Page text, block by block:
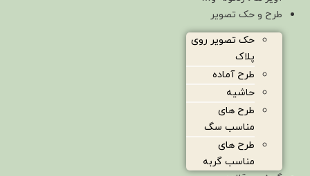
طرح و حک تصویر
حک تصویر روی
پلاک
طرح آماده
حاشیه
طرح های
مناسب سگ
طرح های
مناسب گربه